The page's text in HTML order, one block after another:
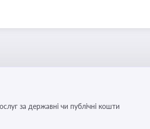
за державні чи публічні кошти